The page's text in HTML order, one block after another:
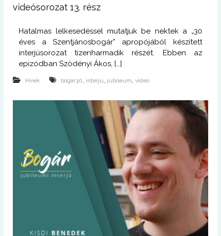
videósorozat 13. rész
Hatalmas lelkesedéssel mutatjuk be nektek a „30
éves a Szentjánosbogár” apropójából készített
interjúsorozat tizenharmadik részét. Ebben az
epizódban Szödényi Ákos, […]
Hírek bogár30 interjú jubileum ,video